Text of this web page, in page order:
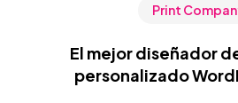
Print
El mejor diseñador
personalizado